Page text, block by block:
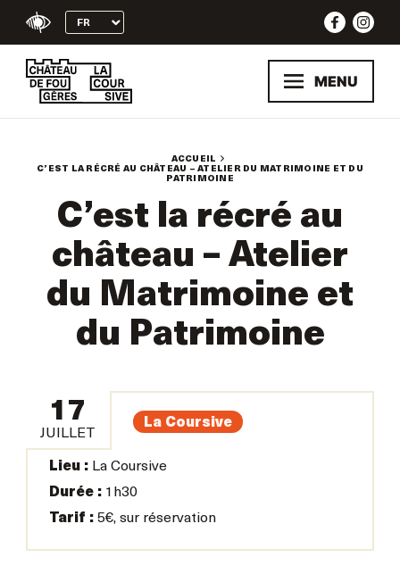
MENU
ACCUEIL
C’EST LA RÉCRÉ AU CHÂTEAU – ATELIER DU MATRIMOINE ET DU
PATRIMOINE
C’est la récré au
château – Atelier
du Matrimoine et
du Patrimoine
17
JUILLET
La Coursive
Lieu :La Coursive
Durée :1h30
Tarif :5€, sur réservation